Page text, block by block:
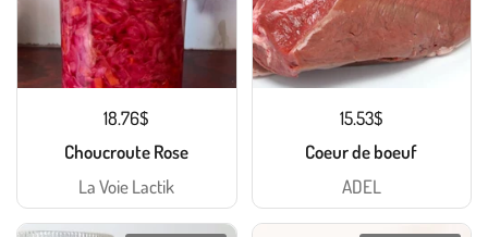
18.76$
Choucroute Rose
La Voie Lactik
15.53$
Coeur de boeuf
ADEL